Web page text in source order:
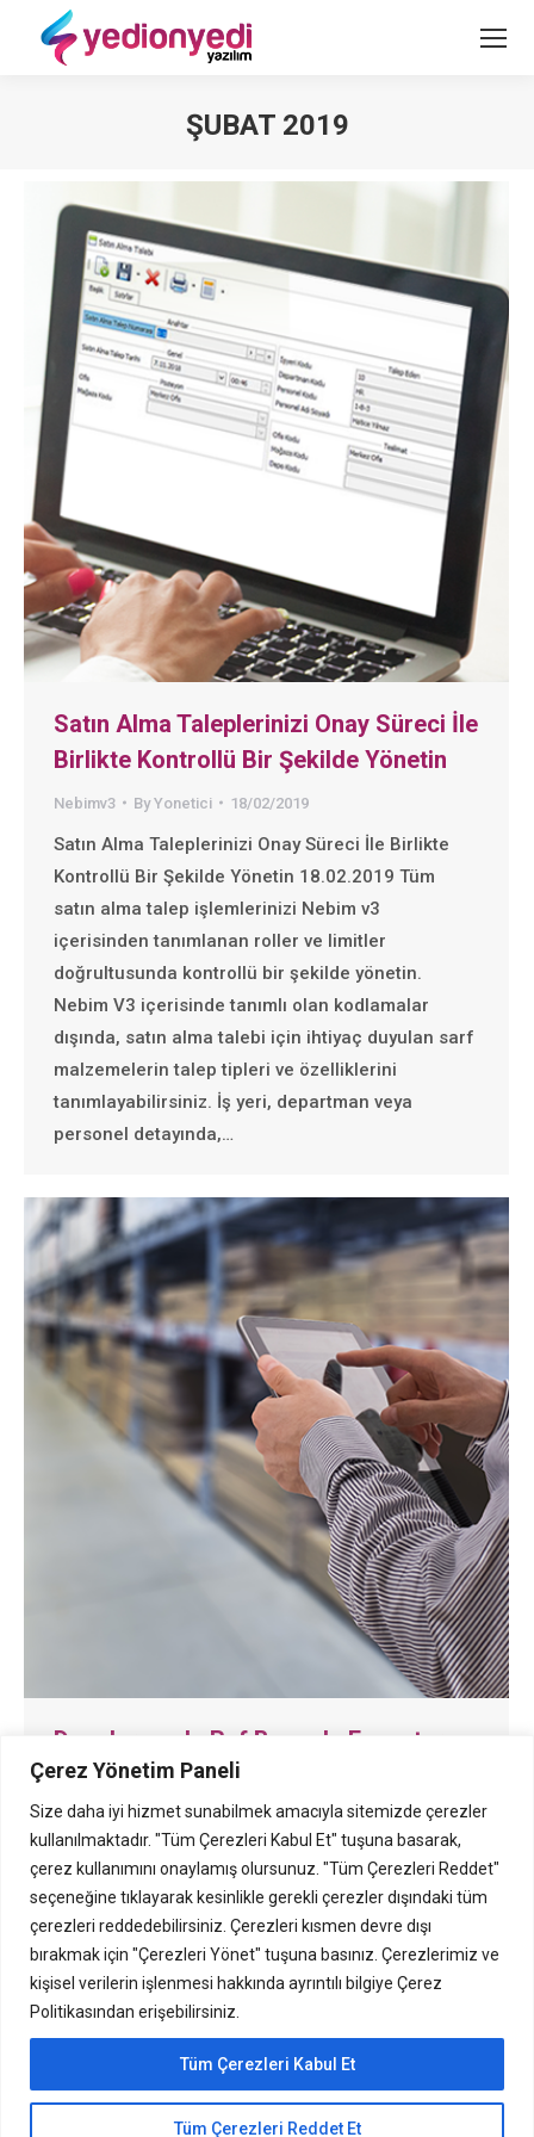
Çerez Yönetim Paneli
Size daha iyi hizmet sunabilmek amacıyla sitemizde çerezler
kullanılmaktadır. "Tüm Çerezleri Kabul Et" tuşuna basarak,
çerez kullanımını onaylamış olursunuz. "Tüm Çerezleri Reddet"
seçeneğine tıklayarak kesinlikle gerekli çerezler dışındaki tüm
çerezleri reddedebilirsiniz. Çerezleri kısmen devre dışı
bırakmak için "Çerezleri Yönet" tuşuna basınız. Çerezlerimiz ve
kişisel verilerin işlenmesi hakkında ayrıntılı bilgiye Çerez
Politikasından erişebilirsiniz.
Tüm Çerezleri Reddet Et
Tüm Çerezleri Kabul Et
ŞUBAT 2019
Satın Alma Taleplerinizi Onay Süreci İle
Birlikte Kontrollü Bir Şekilde Yönetin
Nebimv3 ByYonetici 18/02/2019
Satın Alma Taleplerinizi Onay Süreci İle Birlikte
Kontrollü Bir Şekilde Yönetin 18.02.2019 Tüm
satın alma talep işlemlerinizi Nebim v3
içerisinden tanımlanan roller ve limitler
doğrultusunda kontrollü bir şekilde yönetin.
Nebim V3 içerisinde tanımlı olan kodlamalar
dışında, satın alma talebi için ihtiyaç duyulan sarf
malzemelerin talep tipleri ve özelliklerini
tanımlayabilirsiniz. İş yeri, departman veya
personel detayında,…
Depolarınızda Raf Bazında Envanter
Yönetimi Yapın
Nebimv3 By Yonetici 15/02/2019
Depolarınızda Raf Bazında Envanter Yönetimi
Yapın 15.02.2019 Ürünlerin depoya giriş ve
çıkışları esnasında depoda bulunacakları
bölümleri (raflar) ve çıkışın yapılacağı rafları
seçerek, raf bazında envanter takibi yapın.
Ürünlerin depoya giriş işlemleri esnasında, giriş
fişleri üzerinde ürünün deponun hangi
yapabilirsiniz. Mağazalar arası yapılan transfer